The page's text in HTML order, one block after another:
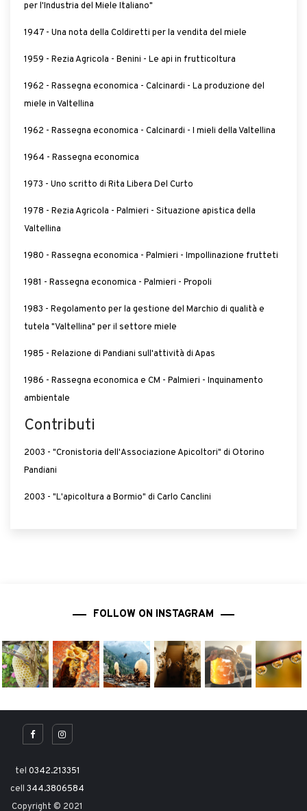
per l'Industria del Miele Italiano"
1947 - Una nota della Coldiretti per la vendita del miele
1959 - Rezia Agricola - Benini - Le api in frutticoltura
1962 - Rassegna economica - Calcinardi - La produzione del
miele in Valtellina
1962 - Rassegna economica - Calcinardi - I mieli della Valtellina
1964 - Rassegna economica
1973 - Uno scritto di Rita Libera Del Curto
1978 - Rezia Agricola - Palmieri - Situazione apistica della
Valtellina
1980 - Rassegna economica - Palmieri - Impollinazione frutteti
1981 - Rassegna economica - Palmieri - Propoli
1983 - Regolamento per la gestione del Marchio di qualità e
tutela "Valtellina" per il settore miele
1985 - Relazione di Pandiani sull'attività di Apas
1986 - Rassegna economica e CM - Palmieri - Inquinamento
ambientale
Contributi
2003 - "Cronistoria dell'Associazione Apicoltori" di Otorino
Pandiani
2003 - "L'apicoltura a Bormio" di Carlo Canclini
FOLLOW ON INSTAGRAM
tel 0342.213351
cell 344.3806584
Copyright © 2021